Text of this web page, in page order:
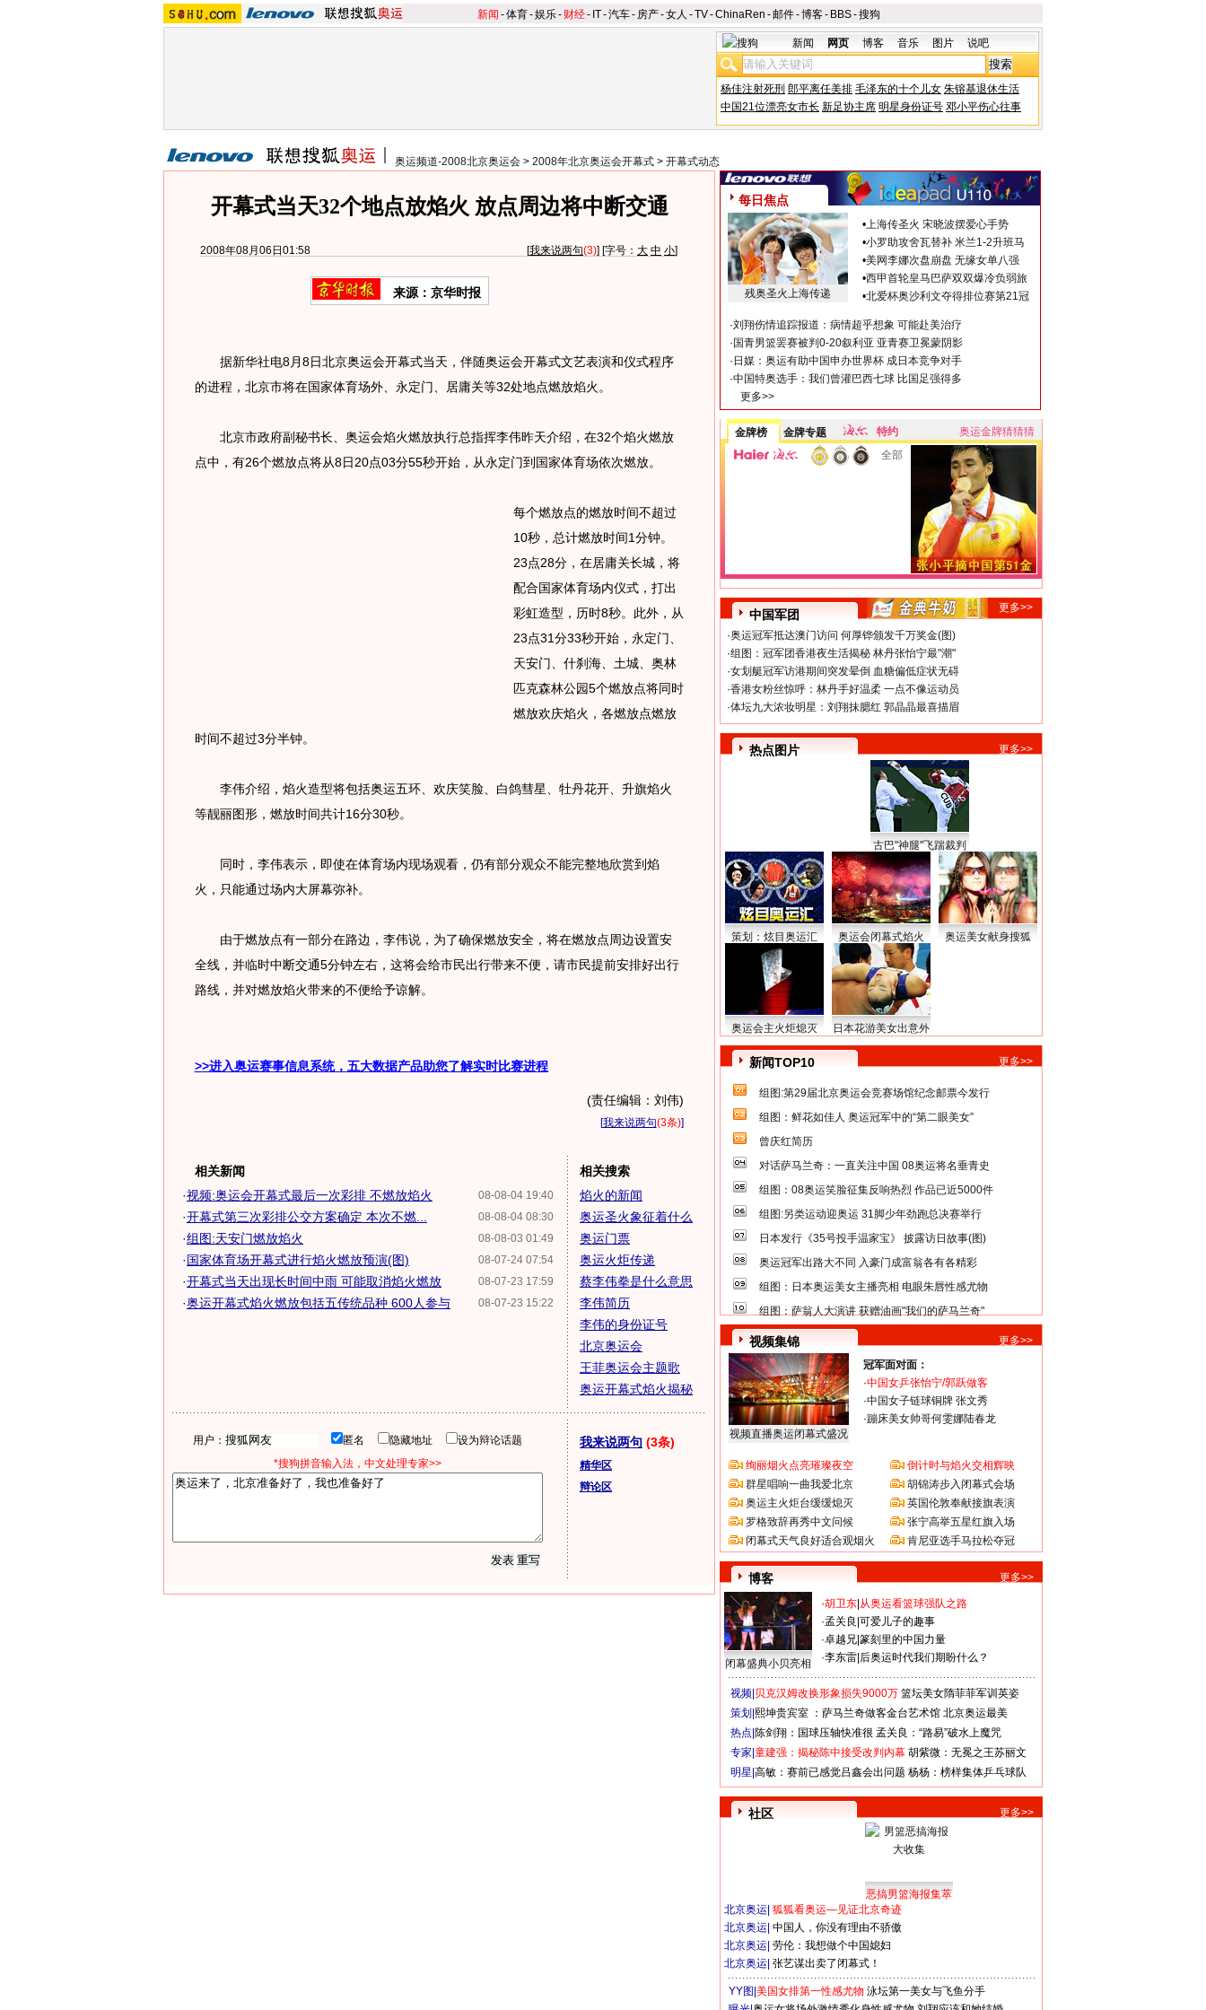
新闻 -体育-娱乐- 财经- IT-汽车- 房产-女人 -TV-ChinaRen -邮件-博客- BBS-搜狗
新闻 网页 博客 音乐 图片 说吧
杨佳注射死刑 郎平离任美排 毛泽东的十个儿女 朱镕基退休生活
中国21位漂亮女市长 新足协主席 明星身份证号 邓小平伤心往事
奥运频道-2008北京奥运会 > 2008年北京奥运会开幕式 > 开幕式动态
开幕式当天32个地点放焰火 放点周边将中断交通
2008年08月06日01:58 [我来说两句(3)] [字号： 大 中 小]
来源：京华时报
据新华社电8月8日北京奥运会开幕式当天，伴随奥运会开幕式文艺表演和仪式程序
的进程，北京市将在国家体育场外、永定门、居庸关等32处地点燃放焰火。
北京市政府副秘书长、奥运会焰火燃放执行总指挥李伟昨天介绍，在32个焰火燃放
点中，有26个燃放点将从8日20点03分55秒开始，从永定门到国家体育场依次燃放。
每个燃放点的燃放时间不超过
10秒，总计燃放时间1分钟。
23点28分，在居庸关长城，将
配合国家体育场内仪式，打出
彩虹造型，历时8秒。此外，从
23点31分33秒开始，永定门、
天安门、什刹海、土城、奥林
匹克森林公园5个燃放点将同时
燃放欢庆焰火，各燃放点燃放
时间不超过3分半钟。
李伟介绍，焰火造型将包括奥运五环、欢庆笑脸、白鸽彗星、牡丹花开、升旗焰火
等靓丽图形，燃放时间共计16分30秒。
同时，李伟表示，即使在体育场内现场观看，仍有部分观众不能完整地欣赏到焰
火，只能通过场内大屏幕弥补。
由于燃放点有一部分在路边，李伟说，为了确保燃放安全，将在燃放点周边设置安
全线，并临时中断交通5分钟左右，这将会给市民出行带来不便，请市民提前安排好出行
路线，并对燃放焰火带来的不便给予谅解。
>>进入奥运赛事信息系统，五大数据产品助您了解实时比赛进程
(责任编辑：刘伟)
[我来说两句(3条)]
相关新闻
08-08-04 19:40
·视频:奥运会开幕式最后一次彩排 不燃放焰火
08-08-04 08:30
·开幕式第三次彩排公交方案确定 本次不燃...
08-08-03 01:49
·组图:天安门燃放焰火
08-07-24 07:54
·国家体育场开幕式进行焰火燃放预演(图)
08-07-23 17:59
·开幕式当天出现长时间中雨 可能取消焰火燃放
08-07-23 15:22
·奥运开幕式焰火燃放包括五传统品种 600人参与
相关搜索
焰火的新闻
奥运圣火象征着什么
奥运门票
奥运火炬传递
蔡李伟拳是什么意思
李伟简历
李伟的身份证号
北京奥运会
王菲奥运会主题歌
奥运开幕式焰火揭秘
用户： 匿名 隐藏地址
设为辩论话题
*搜狗拼音输入法，中文处理专家>>
我来说两句 (3条)
精华区
辩论区
每日焦点
残奥圣火上海传递
•上海传圣火 宋晓波摆爱心手势
•小罗助攻舍瓦替补 米兰1-2升班马
•美网李娜次盘崩盘 无缘女单八强
•西甲首轮皇马巴萨双双爆冷负弱旅
•北爱杯奥沙利文夺得排位赛第21冠
·刘翔伤情追踪报道：病情超乎想象 可能赴美治疗
· 国青男篮罢赛被判0-20叙利亚 亚青赛卫冕蒙阴影
· 日媒：奥运有助中国申办世界杯 成日本竞争对手
·中国特奥选手：我们曾灌巴西七球 比国足强得多
更多>>
金牌榜 金牌专题 特约
奥运金牌猜猜猜
全部
中国军团
更多>>
·奥运冠军抵达澳门访问 何厚铧颁发千万奖金(图)
·组图：冠军团香港夜生活揭秘 林丹张怡宁最"潮"
·女划艇冠军访港期间突发晕倒 血糖偏低症状无碍
·香港女粉丝惊呼：林丹手好温柔 一点不像运动员
·体坛九大浓妆明星：刘翔抹腮红 郭晶晶最喜描眉
热点图片 更多>>
古巴"神腿"飞踹裁判
策划：炫目奥运汇 奥运会闭幕式焰火 奥运美女献身搜狐
奥运会主火炬熄灭 日本花游美女出意外
新闻TOP10 更多>>
组图:第29届北京奥运会竞赛场馆纪念邮票今发行
组图：鲜花如佳人 奥运冠军中的“第二眼美女”
曾庆红简历
对话萨马兰奇：一直关注中国 08奥运将名垂青史
组图：08奥运笑脸征集反响热烈 作品已近5000件
组图:另类运动迎奥运 31脚少年劲跑总决赛举行
日本发行《35号投手温家宝》 披露访日故事(图)
奥运冠军出路大不同 入豪门成富翁各有各精彩
组图：日本奥运美女主播亮相 电眼朱唇性感尤物
组图：萨翁人大演讲 获赠油画"我们的萨马兰奇"
视频集锦 更多>>
视频直播奥运闭幕式盛况
冠军面对面：
·中国女乒张怡宁/郭跃做客
·中国女子链球铜牌 张文秀
·蹦床美女帅哥何雯娜陆春龙
绚丽烟火点亮璀璨夜空
群星唱响一曲我爱北京
奥运主火炬台缓缓熄灭
罗格致辞再秀中文问候
闭幕式天气良好适合观烟火
倒计时与焰火交相辉映
胡锦涛步入闭幕式会场
英国伦敦奉献接旗表演
张宁高举五星红旗入场
肯尼亚选手马拉松夺冠
博客 更多>>
闭幕盛典小贝亮相
·胡卫东 从奥运看篮球强队之路
·孟关良 可爱儿子的趣事
·卓越兄 篆刻里的中国力量
·李东雷 后奥运时代我们期盼什么？
视频| 贝克汉姆改换形象损失9000万 篮坛美女隋菲菲军训英姿
策划| 熙坤贵宾室 ：萨马兰奇做客金台艺术馆 北京奥运最美
热点| 陈剑翔：国球压轴快准很 孟关良：“路易”破水上魔咒
专家| 童建强：揭秘陈中接受改判内幕 胡紫微：无冕之王苏丽文
明星| 高敏：赛前已感觉吕鑫会出问题 杨杨：榜样集体乒乓球队
社区 更多>>
恶搞男篮海报集萃
北京奥运 狐狐看奥运—见证北京奇迹
北京奥运 中国人，你没有理由不骄傲
北京奥运 劳伦：我想做个中国媳妇
北京奥运 张艺谋出卖了闭幕式！
YY图| 美国女排第一性感尤物 泳坛第一美女与飞鱼分手